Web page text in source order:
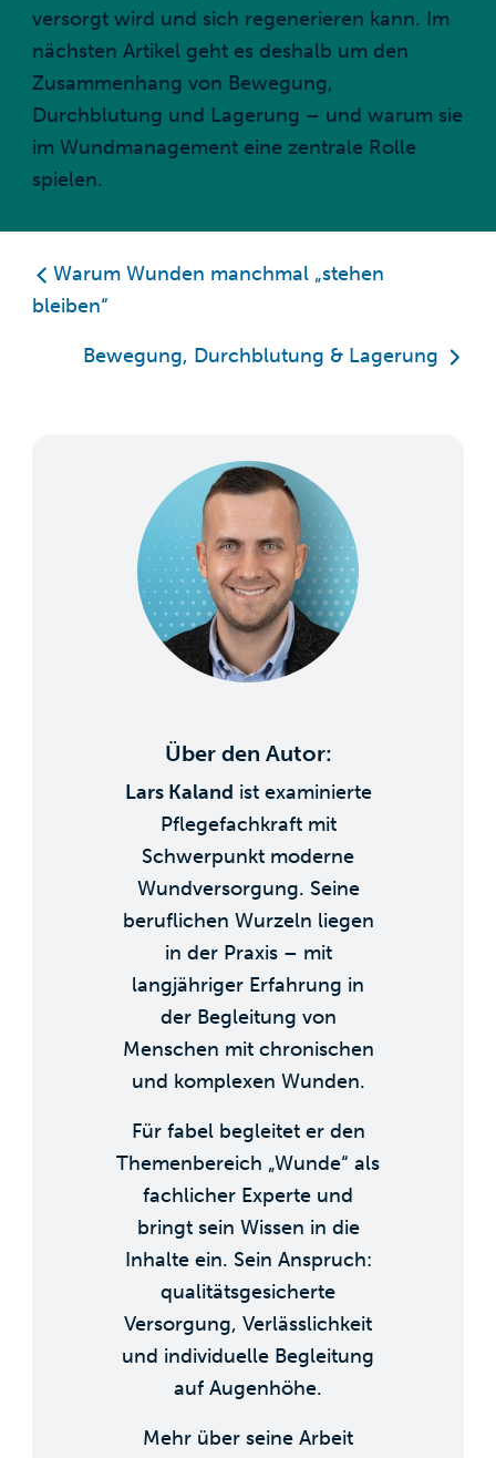
versorgt wird und sich regenerieren kann. Im
nächsten Artikel geht es deshalb um den
Zusammenhang von Bewegung,
Durchblutung und Lagerung – und warum sie
im Wundmanagement eine zentrale Rolle
spielen.
Warum Wunden manchmal „stehen
bleiben“
Bewegung, Durchblutung & Lagerung
Über den Autor:
Lars Kaland ist examinierte
Pflegefachkraft mit
Schwerpunkt moderne
Wundversorgung. Seine
beruflichen Wurzeln liegen
in der Praxis – mit
langjähriger Erfahrung in
der Begleitung von
Menschen mit chronischen
und komplexen Wunden.
Für fabel begleitet er den
Themenbereich „Wunde“ als
fachlicher Experte und
bringt sein Wissen in die
Inhalte ein. Sein Anspruch:
qualitätsgesicherte
Versorgung, Verlässlichkeit
und individuelle Begleitung
auf Augenhöhe.
Mehr über seine Arbeit